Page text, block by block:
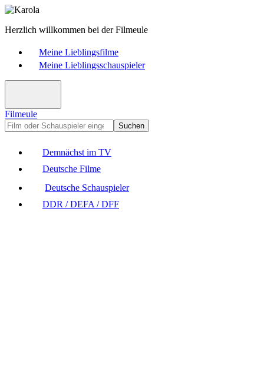
Herzlich willkommen bei der Filmeule
Meine Lieblingsfilme
Meine Lieblingsschauspieler
Filmeule
Suchen
Demnächst im TV
Deutsche Filme
Deutsche Schauspieler
DDR / DEFA / DFF